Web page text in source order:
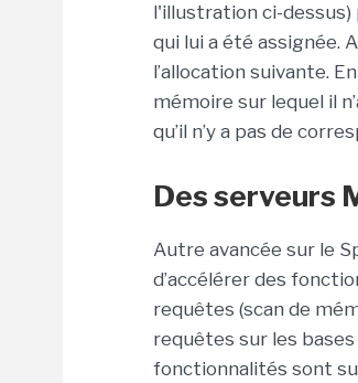
l'illustration ci-dessus)
qui lui a été assignée.
l’allocation suivante.
mémoire sur lequel il
qu’il n’y a pas de
Des serveurs
Autre avancée sur le
d’accélérer des
requêtes (scan de
requêtes sur les bases
fonctionnalités sont